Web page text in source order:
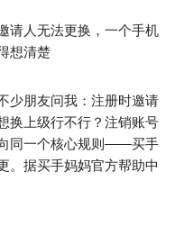
请人无法更换，一个手机
想清楚
少朋友问我：注册时邀请
换上级行不行？注销账号
同一个核心规则——买手
。据买手妈妈官方帮助中